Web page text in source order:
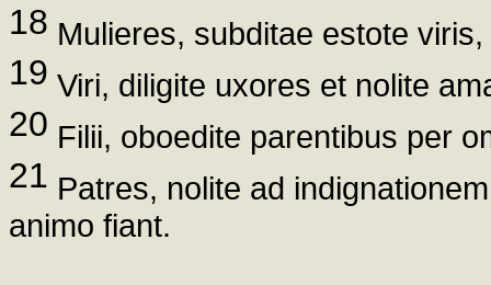
18 Mulieres, subditae estote
19 Viri, diligite uxores et nolite
20 Filii, oboedite parentibus per
21 Patres, nolite ad
animo fiant.